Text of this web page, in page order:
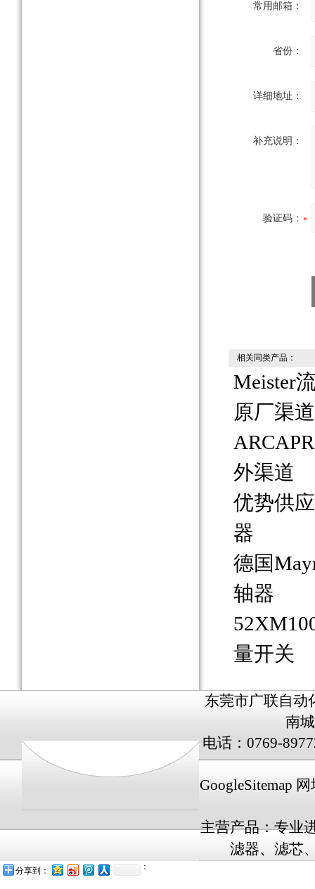
常用邮箱：
省份：
详细地址：
补充说明：
验证码：
相关同类产品：
Meister
原厂渠道
外渠道
优势供
器
德国
轴器
量开关
东莞市广联自动
南
电话：0769-
GoogleSitemap
主营产品：专业
滤器、滤芯
：
分享到：